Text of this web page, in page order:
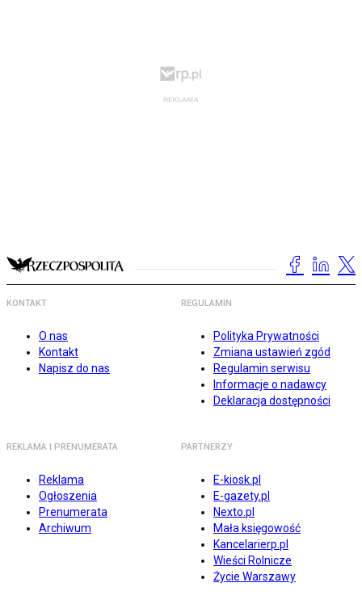
KONTAKT
O nas
Kontakt
Napisz do nas
REGULAMIN
Polityka Prywatności
Zmiana ustawień zgód
Regulamin serwisu
Informacje o nadawcy
Deklaracja dostępności
REKLAMA I PRENUMERATA
Reklama
Ogłoszenia
Prenumerata
Archiwum
PARTNERZY
E-kiosk.pl
E-gazety.pl
Nexto.pl
Mała księgowość
Kancelarierp.pl
Wieści Rolnicze
Życie Warszawy